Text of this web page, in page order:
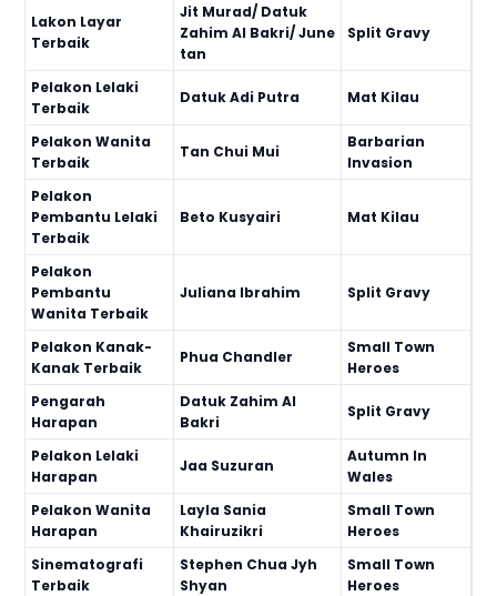
Lakon Layar
Terbaik
Jit Murad/ Datuk
Zahim Al Bakri/ June
tan
Split Gravy
Pelakon Lelaki
Terbaik
Datuk Adi Putra Mat Kilau
Pelakon Wanita
Terbaik
Tan Chui Mui
Barbarian
Invasion
Pelakon
Pembantu Lelaki
Terbaik
Beto Kusyairi Mat Kilau
Pelakon
Pembantu
Wanita Terbaik
Juliana Ibrahim Split Gravy
Pelakon Kanak-
Kanak Terbaik
Phua Chandler
Small Town
Heroes
Pengarah
Harapan
Datuk Zahim Al
Bakri
Split Gravy
Pelakon Lelaki
Harapan
Jaa Suzuran
Autumn In
Wales
Pelakon Wanita
Harapan
Layla Sania
Khairuzikri
Small Town
Heroes
Sinematografi
Terbaik
Stephen Chua Jyh
Shyan
Small Town
Heroes